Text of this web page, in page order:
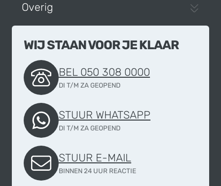
Overig
WIJ STAAN VOOR JE KLAAR
BEL 050 308 0000
DI T/M ZA GEOPEND
STUUR WHATSAPP
DI T/M ZA GEOPEND
STUUR E-MAIL
BINNEN 24 UUR REACTIE